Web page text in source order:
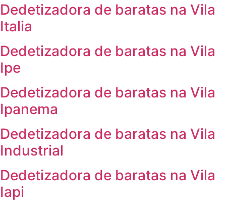
Dedetizadora de baratas na Vila
Italia
Dedetizadora de baratas na Vila
Ipe
Dedetizadora de baratas na Vila
Ipanema
Dedetizadora de baratas na Vila
Industrial
Dedetizadora de baratas na Vila
Iapi